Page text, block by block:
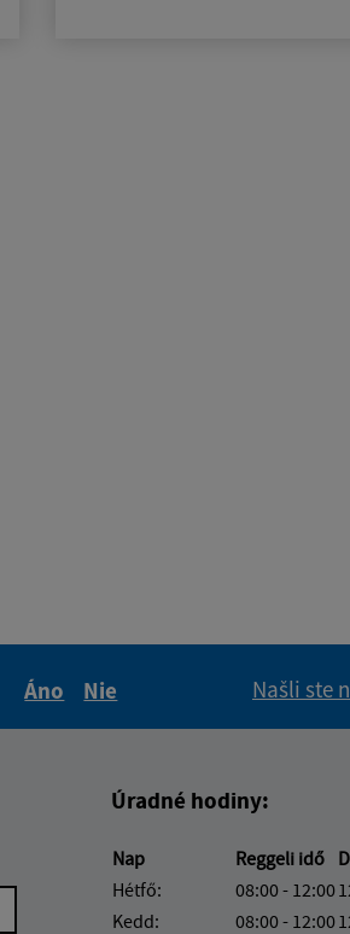
Áno
Nie
Našli ste
Úradné hodiny:
Nap Reggeli idő
Hétfő:
08:00 - 12:00
Kedd:
08:00 - 12:00